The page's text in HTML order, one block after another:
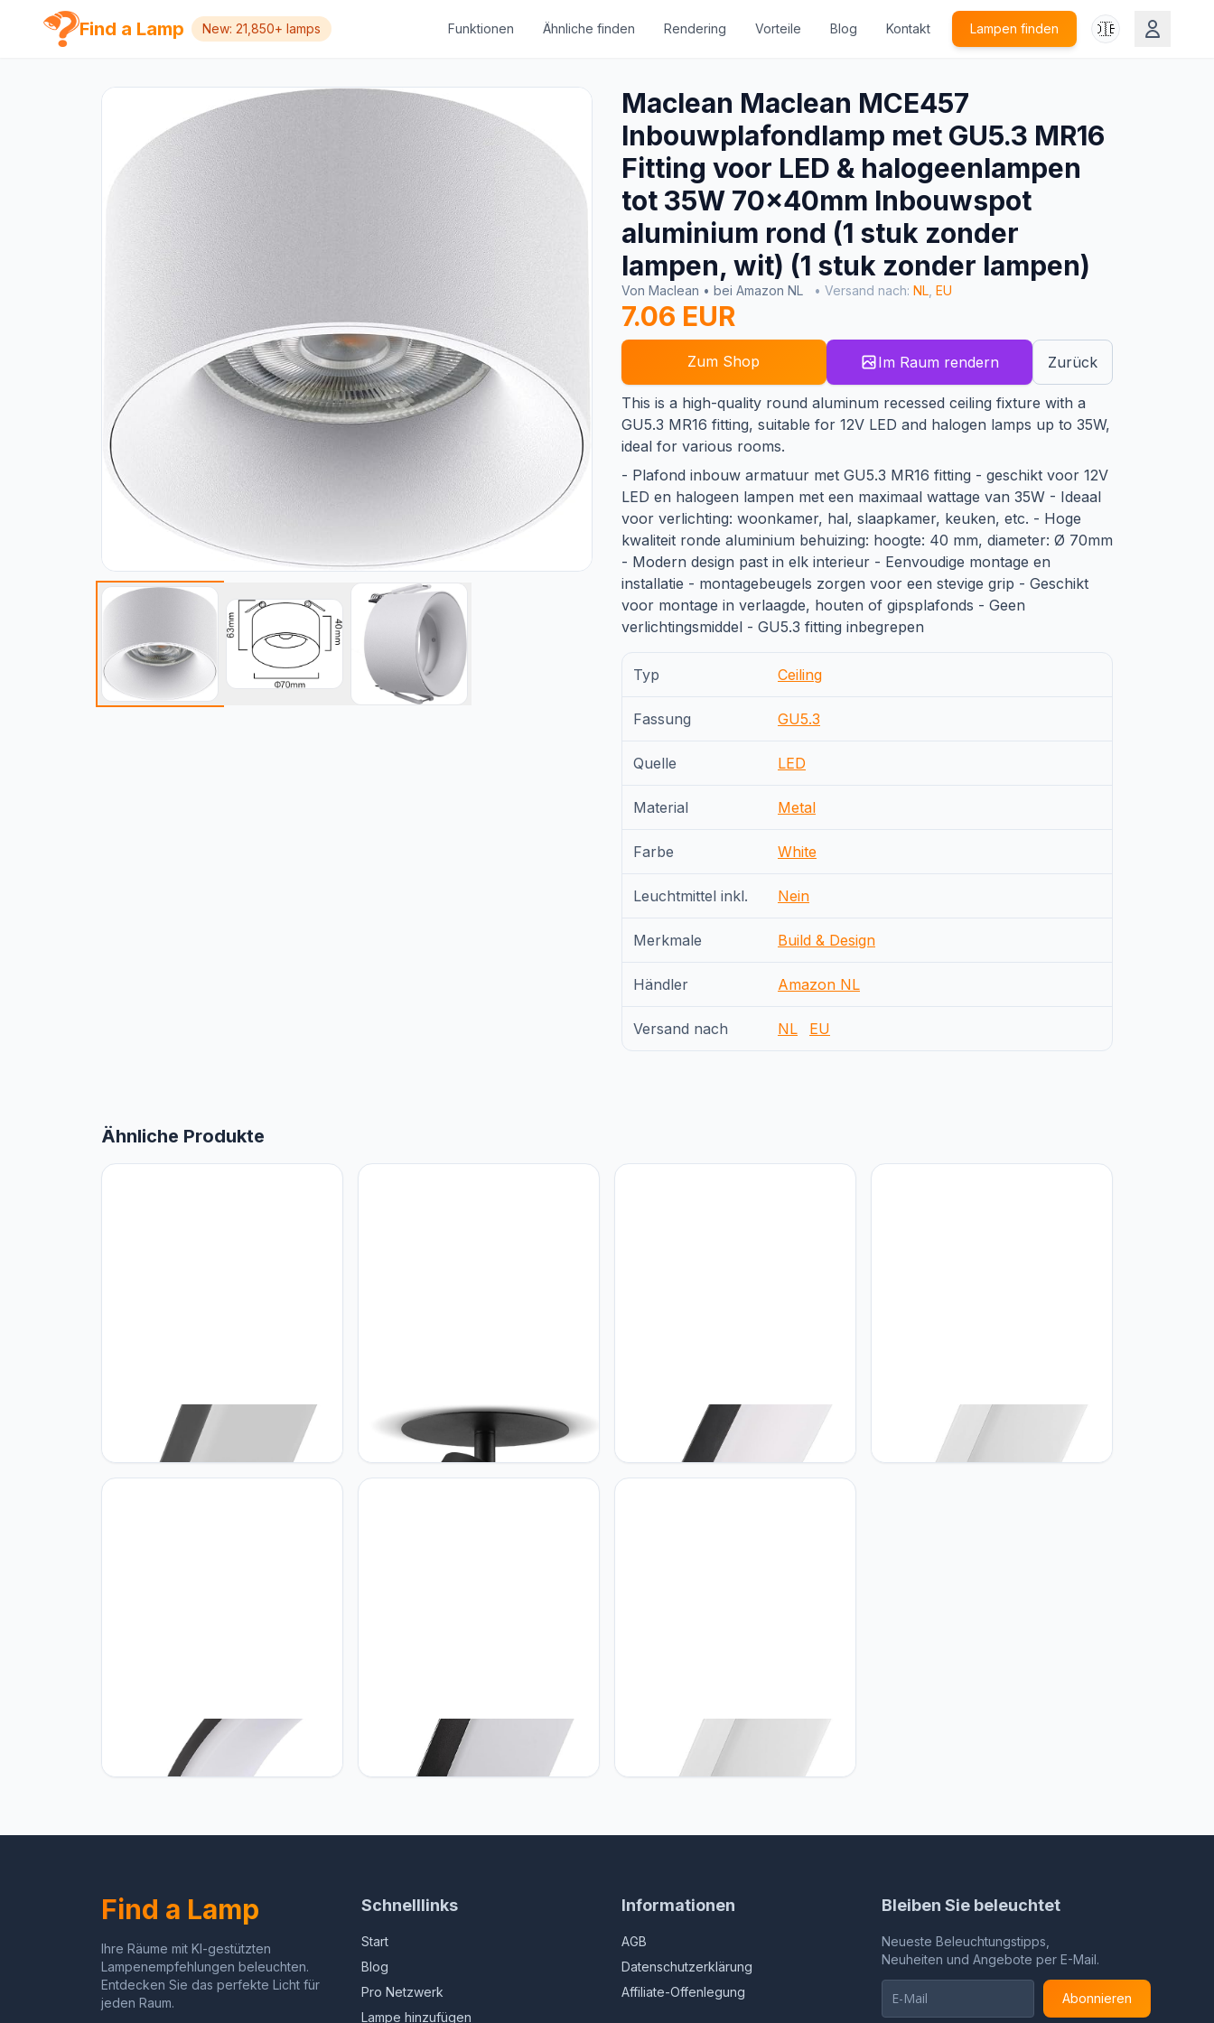
Find a Lamp New: 21,850+ lamps Funktionen Ähnliche finden Rendering Vorteile Blog Kontakt Lampen finden 🇩🇪
Maclean Maclean MCE457
Inbouwplafondlamp met GU5.3 MR16
Fitting voor LED & halogeenlampen
tot 35W 70x40mm Inbouwspot
aluminium rond (1 stuk zonder
lampen, wit) (1 stuk zonder lampen)
Von Maclean • bei Amazon NL • Versand nach: NL EU
7.06 EUR
Zum Shop Im Raum rendern Zurück
This is a high-quality round aluminum recessed ceiling fixture with a
GU5.3 MR16 fitting, suitable for 12V LED and halogen lamps up to 35W,
ideal for various rooms.
- Plafond inbouw armatuur met GU5.3 MR16 fitting - geschikt voor 12V
LED en halogeen lampen met een maximaal wattage van 35W - Ideaal
voor verlichting: woonkamer, hal, slaapkamer, keuken, etc. - Hoge
kwaliteit ronde aluminium behuizing: hoogte: 40 mm, diameter: Ø 70mm
- Modern design past in elk interieur - Eenvoudige montage en
installatie - montagebeugels zorgen voor een stevige grip - Geschikt
voor montage in verlaagde, houten of gipsplafonds - Geen
verlichtingsmiddel - GU5.3 fitting inbegrepen
Typ Ceiling
Fassung GU5.3
Quelle LED
Material Metal
Farbe White
Leuchtmittel inkl. Nein
Merkmale Build & Design
Händler Amazon NL
Versand nach NL EU
Ähnliche Produkte
Maclean Maclean - LED-lamp met
PIR bewegingsmelder - LED lamp -
Buitenlamp - Wandlamp - 10W -
IP65-800lm - 4000K - Grijs -
Maclean Maclean inbouw/buis, spot,
rond, aluminium, GU10, 55x100mm,
kleur zwart, MCE364 B
Maclean Maclean - LED-lamp met
PIR bewegingsmelder - LED lamp -
Buitenlamp - Wandlamp - 10W -
IP65-800lm - 4000K - Zwart -
Maclean Maclean - LED-lamp met
PIR bewegingsmelder - LED lamp -
Buitenlamp - Wandlamp - 10W -
Maclean Maclean - LED lamp -
Buitenlamp - Wandlamp - PIR - 20W
- 2750lm - IP65 - neutraal wit 4000K
Maclean Maclean - LED-lamp - LED
lamp - Buitenlamp - Wandlamp - 10W
- 700lm - IP65 - Neutraal wit -
Maclean Maclean - LED-lamp - LED
lamp - Buitenlamp - Wandlamp - 10W
- 700lm - IP65 - Neutraal wit -
Find a Lamp
Ihre Räume mit KI-gestützten
Lampenempfehlungen beleuchten.
Entdecken Sie das perfekte Licht für
jeden Raum.
Schnelllinks
Start
Blog
Pro Netzwerk
Lampe hinzufügen
Informationen
AGB
Datenschutzerklärung
Affiliate-Offenlegung
Bleiben Sie beleuchtet
Neueste Beleuchtungstipps,
Neuheiten und Angebote per E-Mail.
Abonnieren